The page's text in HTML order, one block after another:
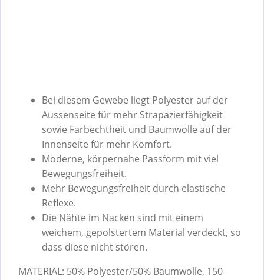
Bei diesem Gewebe liegt Polyester auf der
Aussenseite für mehr Strapazierfähigkeit
sowie Farbechtheit und Baumwolle auf der
Innenseite für mehr Komfort.
Moderne, körpernahe Passform mit viel
Bewegungsfreiheit.
Mehr Bewegungsfreiheit durch elastische
Reflexe.
Die Nähte im Nacken sind mit einem
weichem, gepolstertem Material verdeckt, so
dass diese nicht stören.
MATERIAL: 50% Polyester/50% Baumwolle, 150